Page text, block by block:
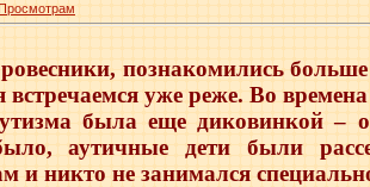
Просмотрам
познакомились больше
встречаемся уже реже. Во
была еще диковинкой –
аутичные дети были
и никто не занимался